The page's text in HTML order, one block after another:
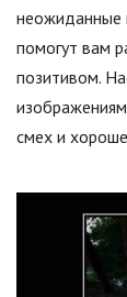
неожиданные
помогут вам
позитивом.
смех и